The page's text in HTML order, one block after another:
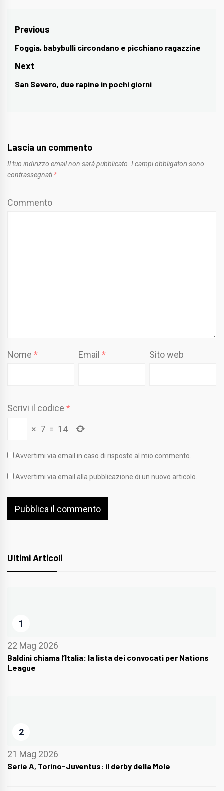
Navigazione
articoli
Previous
Previous
post:
Foggia, babybulli circondano e picchiano ragazzine
Next
Next
San Severo, due rapine in pochi giorni
Lascia un commento
Il tuo indirizzo email non sarà pubblicato. I campi obbligatori sono
contrassegnati *
Commento
Nome * Email* Sito web
Scrivi il codice *
× 7 = 14
Avvertimi via email in caso di risposte al mio commento.
Avvertimi via email alla pubblicazione di un nuovo articolo.
Ultimi Articoli
1
22 Mag 2026
Baldini chiama l’Italia: la lista dei convocati per Nations
League
2
21 Mag 2026
Serie A, Torino-Juventus: il derby della Mole